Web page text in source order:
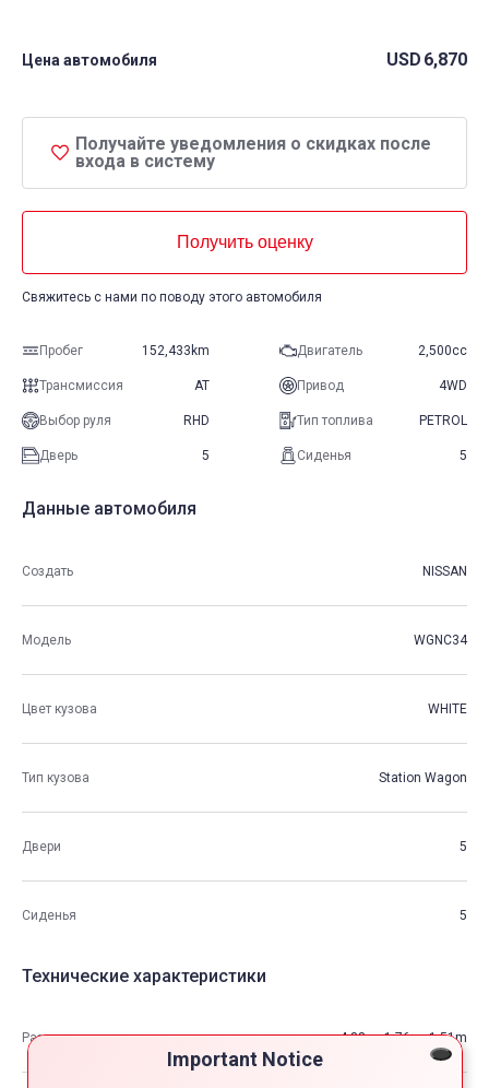
Important Notice
Цена автомобиля USD 6,870
Получайте уведомления о скидках после
входа в систему
Получить оценку
Свяжитесь с нами по поводу этого автомобиля
Пробег 152,433km Двигатель 2,500cc
Трансмиссия AT Привод 4WD
Выбор руля RHD Тип топлива PETROL
Дверь 5 Сиденья 5
Данные автомобиля
Создать NISSAN
Модель WGNC34
Цвет кузова WHITE
Тип кузова Station Wagon
Двери 5
Сиденья 5
Технические характеристики
Размеры 4.88m×1.76m×1.51m